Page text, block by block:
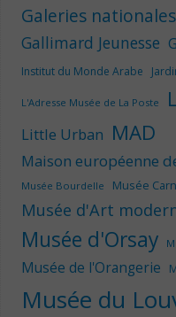
Galeries
Gallimard Jeunesse
Institut du Monde Arabe
L'Adresse Musée de La Poste
Little Urban MAD
Maison européenne
Musée Bourdelle
Musée
Musée d'Art
Musée d'Orsay
Musée de l'Orangerie
Musée du